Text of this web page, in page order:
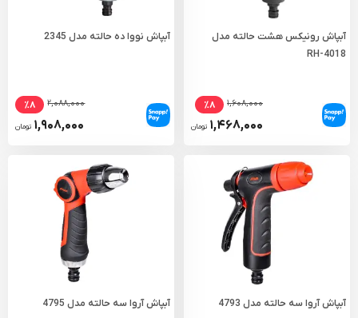
آبپاش رونیکس هشت حالته مدل
RH-4018
۱,۶۰۸,۰۰۰ ٪۸
۱,۴۶۸,۰۰۰ تومان
آبپاش نووا ده حالته مدل 2345
۲,۰۸۸,۰۰۰ ٪۸
۱,۹۰۸,۰۰۰ تومان
آبپاش آروا سه حالته مدل 4793 آبپاش آروا سه حالته مدل 4795